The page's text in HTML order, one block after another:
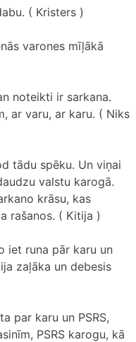
( Kristers )
varones mīļākā
noteikti ir sarkana.
ar varu, ar karu. ( Niks
tādu spēku. Un viņai
valstu karogā.
krāsu, kas
rašanos. ( Kitija )
iet runa pār karu un
zaļāka un debesis
par karu un PSRS,
PSRS karogu, kā